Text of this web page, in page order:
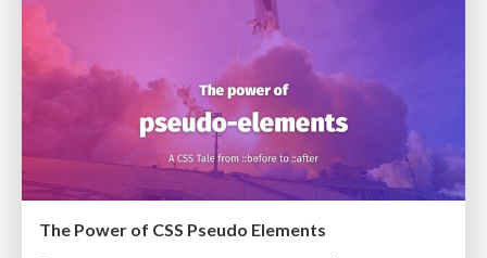
The Power of CSS Pseudo Elements